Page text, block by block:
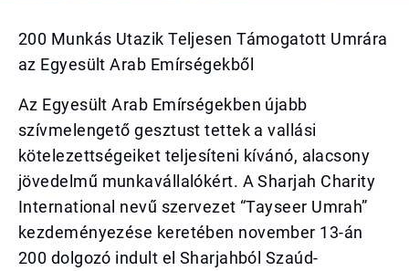
200 Munkás Utazik Teljesen Támogatott Umrára
az Egyesült Arab Emírségekből
Az Egyesült Arab Emírségekben újabb
szívmelengető gesztust tettek a vallási
kötelezettségeiket teljesíteni kívánó, alacsony
jövedelmű munkavállalókért. A Sharjah Charity
International nevű szervezet “Tayseer Umrah”
kezdeményezése keretében november 13-án
200 dolgozó indult el Sharjahból Szaúd-